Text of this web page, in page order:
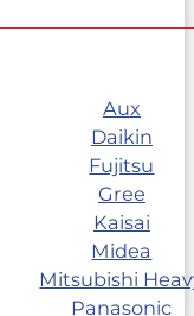
Aux
Daikin
Fujitsu
Gree
Kaisai
Midea
Mitsubishi
Panasonic